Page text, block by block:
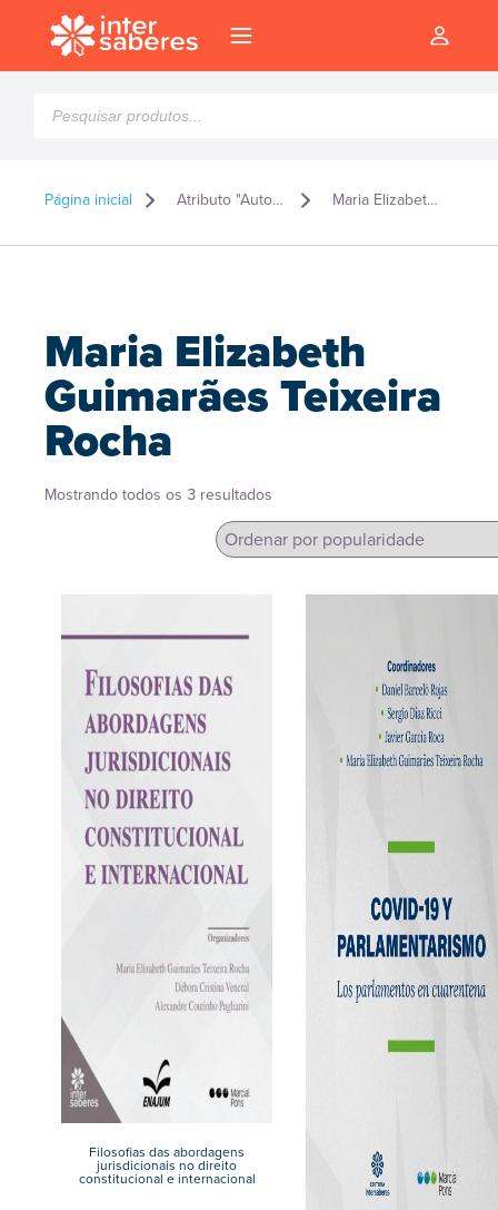
produtos
Página inicial Atributo "Autor" de produto Maria Elizabeth Guimarães Teixeira Rocha
Maria Elizabeth
Guimarães Teixeira
Rocha
Mostrando todos os 3 resultados
popularidade
Filosofias das abordagens
jurisdicionais no direito
constitucional e internacional